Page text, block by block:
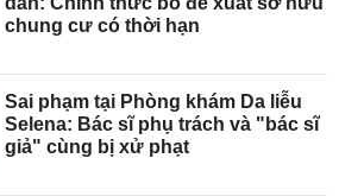
chung cư có thời hạn
Sai phạm tại Phòng khám Da liễu
Selena: Bác sĩ phụ trách và "bác sĩ
giả" cùng bị xử phạt